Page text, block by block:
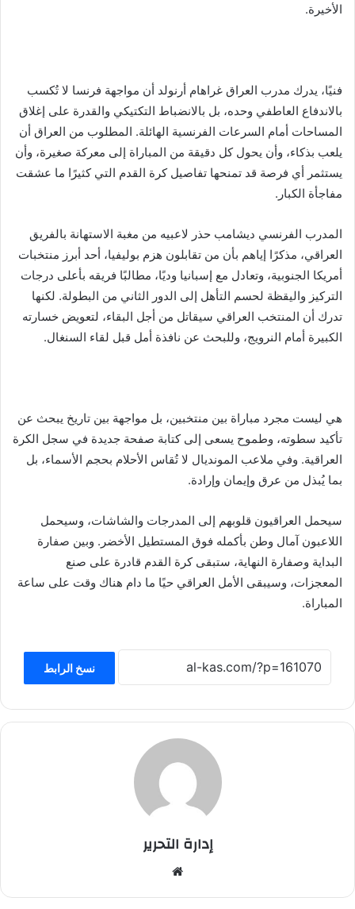
الأخيرة.
فنيًا، يدرك مدرب العراق غراهام أرنولد أن مواجهة فرنسا لا تُكسب
بالاندفاع العاطفي وحده، بل بالانضباط التكتيكي والقدرة على إغلاق
المساحات أمام السرعات الفرنسية الهائلة. المطلوب من العراق أن
يلعب بذكاء، وأن يحول كل دقيقة من المباراة إلى معركة صغيرة، وأن
يستثمر أي فرصة قد تمنحها تفاصيل كرة القدم التي كثيرًا ما عشقت
مفاجأة الكبار.
المدرب الفرنسي ديشامب حذر لاعبيه من مغبة الاستهانة بالفريق
العراقي، مذكرًا إياهم بأن من تقابلون هزم بوليفيا، أحد أبرز منتخبات
أمريكا الجنوبية، وتعادل مع إسبانيا وديًا، مطالبًا فريقه بأعلى درجات
التركيز واليقظة لحسم التأهل إلى الدور الثاني من البطولة. لكنها
تدرك أن المنتخب العراقي سيقاتل من أجل البقاء، لتعويض خسارته
الكبيرة أمام النرويج، وللبحث عن نافذة أمل قبل لقاء السنغال.
هي ليست مجرد مباراة بين منتخبين، بل مواجهة بين تاريخ يبحث عن
تأكيد سطوته، وطموح يسعى إلى كتابة صفحة جديدة في سجل الكرة
العراقية. وفي ملاعب المونديال لا تُقاس الأحلام بحجم الأسماء، بل
بما يُبذل من عرق وإيمان وإرادة.
سيحمل العراقيون قلوبهم إلى المدرجات والشاشات، وسيحمل
اللاعبون آمال وطن بأكمله فوق المستطيل الأخضر. وبين صفارة
البداية وصفارة النهاية، ستبقى كرة القدم قادرة على صنع
المعجزات، وسيبقى الأمل العراقي حيًا ما دام هناك وقت على ساعة
المباراة.
نسخ الرابط
إدارة التحرير